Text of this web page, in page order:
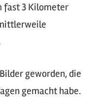
fast 3 Kilometer
geworden, die
gemacht habe.